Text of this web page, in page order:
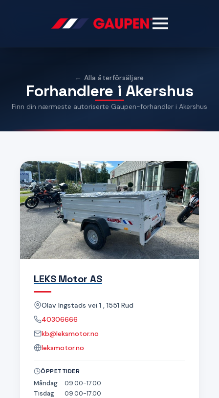
← Alla återförsäljare
Forhandlere i Akershus
Finn din nærmeste autoriserte Gaupen-forhandler i Akershus
LEKS Motor AS
Olav Ingstads vei 1 , 1551 Rud
40306666
kb@leksmotor.no
leksmotor.no
ÖPPETTIDER
Måndag
09.00-17.00
Tisdag
09.00-17.00